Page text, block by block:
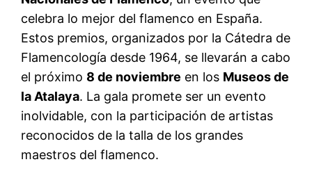
celebra lo mejor del flamenco en España.
Estos premios, organizados por la Cátedra de
Flamencología desde 1964, se llevarán a cabo
el próximo 8 de noviembre en los Museos de
la Atalaya. La gala promete ser un evento
inolvidable, con la participación de artistas
reconocidos de la talla de los grandes
maestros del flamenco.